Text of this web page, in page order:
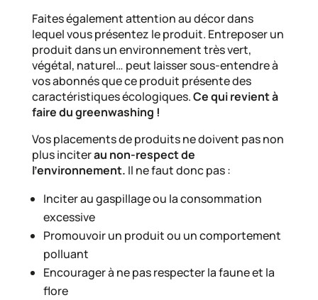
Faites également attention au décor dans
lequel vous présentez le produit. Entreposer un
produit dans un environnement très vert,
végétal, naturel… peut laisser sous-entendre à
vos abonnés que ce produit présente des
caractéristiques écologiques.Ce qui revient à
faire du greenwashing !
Vos placements de produits ne doivent pas non
plus inciterau non-respect de
l’environnement. Il ne faut donc pas :
Inciter au gaspillage ou la consommation
excessive
Promouvoir un produit ou un comportement
polluant
Encourager à ne pas respecter la faune et la
flore